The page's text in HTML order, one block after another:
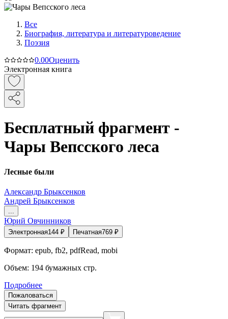
Все
Биография, литература и литературоведение
Поэзия
0.00Оценить
Электронная книга
Бесплатный фрагмент -
Чары Вепсского леса
Лесные были
Александр Брыксенков
Андрей Брыксенков
...
Юрий Овчинников
Электронная144 ₽ Печатная769 ₽
Формат: epub, fb2, pdfRead, mobi
Объем: 194 бумажных стр.
Подробнее
Пожаловаться
Читать фрагмент